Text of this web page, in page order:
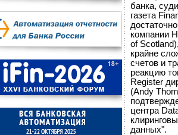
банка,
газета
компании
of
крайне
счетов и
реакцию
Register
(Andy
центра
данных".